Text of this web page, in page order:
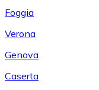
Foggia
Verona
Genova
Caserta